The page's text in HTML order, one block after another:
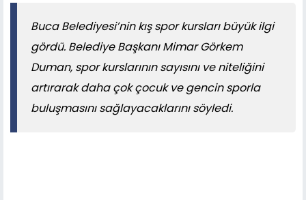
Buca Belediyesi’nin kış spor kursları büyük ilgi
gördü. Belediye Başkanı Mimar Görkem
Duman, spor kurslarının sayısını ve niteliğini
artırarak daha çok çocuk ve gencin sporla
buluşmasını sağlayacaklarını söyledi.